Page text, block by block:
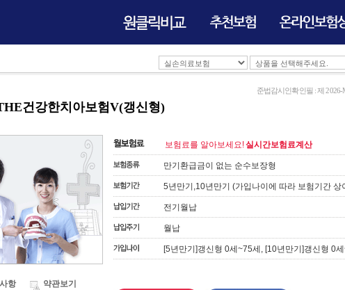
준법감시인확인필 : 제 2026-
건강한치아보험V(갱신형)
항 약관보기
보험료를 알아보세요!실시간보험료계산
만기환급금이 없는 순수보장형
5년만기,10년만기 (가입나이에 따라 보험기간 상
전기월납
월납
[5년만기]갱신형 0세~75세, [10년만기]갱신형 0세